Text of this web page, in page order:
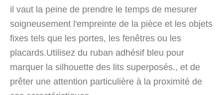
il vaut la peine de prendre le temps de mesurer
soigneusement l'empreinte de la pièce et les objets
fixes tels que les portes, les fenêtres ou les
placards.Utilisez du ruban adhésif bleu pour
marquer la silhouette des lits superposés., et de
prêter une attention particulière à la proximité de